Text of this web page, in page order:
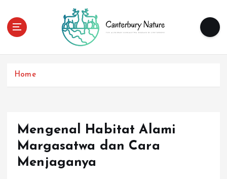
Tur Alam dan Margasatwa Terbaik di Canterbury
Home
Mengenal Habitat Alami
Margasatwa dan Cara
Menjaganya